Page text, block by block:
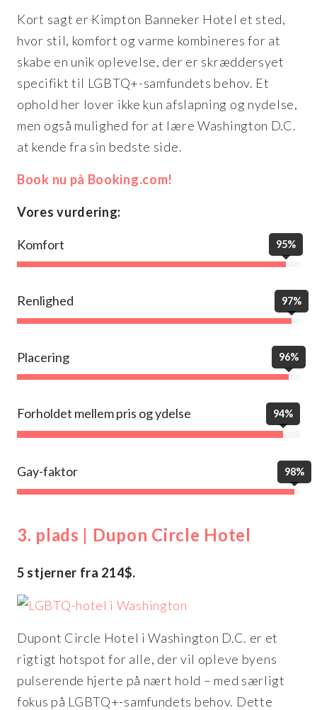
Kort sagt er Kimpton Banneker Hotel et sted,
hvor stil, komfort og varme kombineres for at
skabe en unik oplevelse, der er skræddersyet
specifikt til LGBTQ+-samfundets behov. Et
ophold her lover ikke kun afslapning og nydelse,
men også mulighed for at lære Washington D.C.
at kende fra sin bedste side.
Book nu på Booking.com!
Vores vurdering:
Komfort 95%
Renlighed 97%
Placering 96%
Forholdet mellem pris og ydelse 94%
Gay-faktor 98%
3. plads | Dupon Circle Hotel
5 stjerner fra 214$.
Dupont Circle Hotel i Washington D.C. er et
rigtigt hotspot for alle, der vil opleve byens
pulserende hjerte på nært hold – med særligt
fokus på LGBTQ+-samfundets behov. Dette